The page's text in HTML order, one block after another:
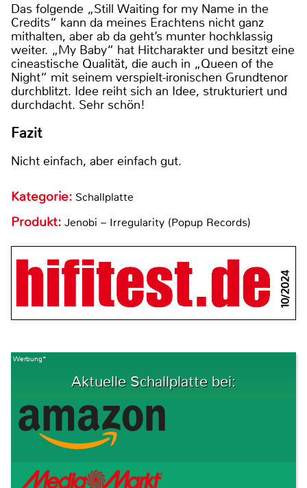
Das folgende „Still Waiting for my Name in the
Credits“ kann da meines Erachtens nicht ganz
mithalten, aber ab da geht’s munter hochklassig
weiter. „My Baby“ hat Hitcharakter und besitzt eine
cineastische Qualität, die auch in „Queen of the
Night“ mit seinem verspielt-ironischen Grundtenor
durchblitzt. Idee reiht sich an Idee, strukturiert und
durchdacht. Sehr schön!
Fazit
Nicht einfach, aber einfach gut.
Kategorie: Schallplatte
Produkt: Jenobi – Irregularity (Popup Records)
10/2024
Werbung*
Aktuelle Schallplatte bei: